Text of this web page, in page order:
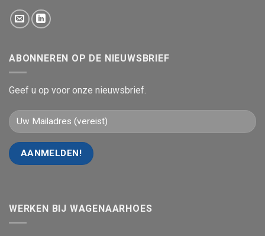
ABONNEREN OP DE NIEUWSBRIEF
Geef u op voor onze nieuwsbrief.
WERKEN BIJ WAGENAARHOES